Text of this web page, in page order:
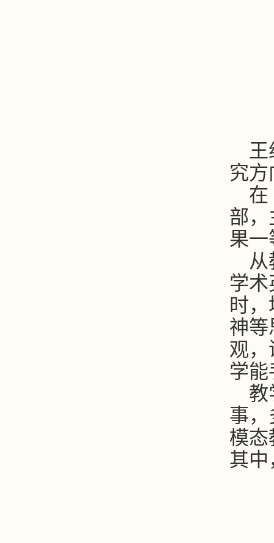
究
在
部，
果
学
时
神等
观，
学
教
事，
模态
其中